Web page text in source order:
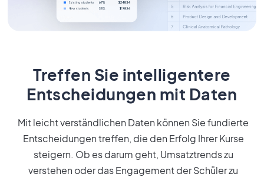
Treffen Sie intelligentere
Entscheidungen mit Daten
Mit leicht verständlichen Daten können Sie fundierte
Entscheidungen treffen, die den Erfolg Ihrer Kurse
steigern. Ob es darum geht, Umsatztrends zu
verstehen oder das Engagement der Schüler zu